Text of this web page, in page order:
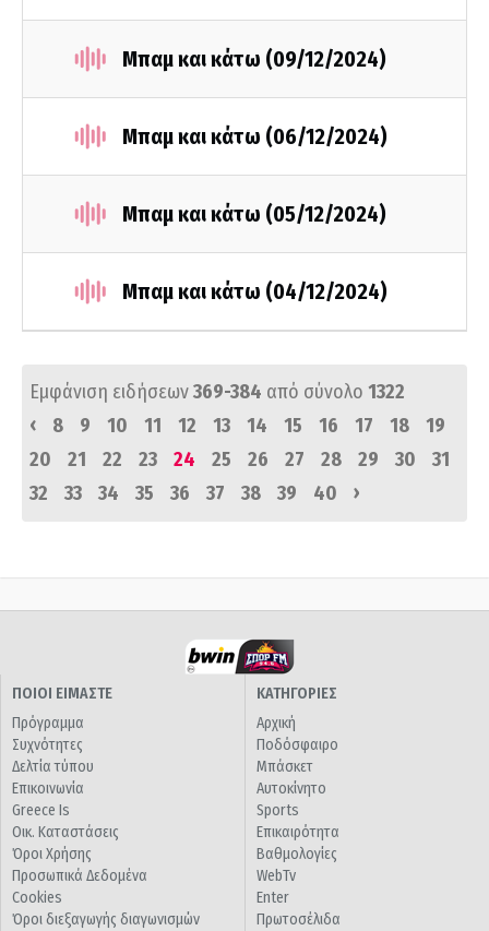
Μπαμ και κάτω (09/12/2024)
Μπαμ και κάτω (06/12/2024)
Μπαμ και κάτω (05/12/2024)
Μπαμ και κάτω (04/12/2024)
Εμφάνιση ειδήσεων369-384 από σύνολο 1322
‹
8 9 10 11 12 13 14 15 16 17 18
19
20
21 22 23 24 25 26 27 28 29 30
31
32
33 34 35 36 37 38 39 40 ›
ΠΟΙΟΙ ΕΙΜΑΣΤΕ
Πρόγραμμα
Συχνότητες
Δελτία τύπου
Επικοινωνία
Greece Is
Οικ. Καταστάσεις
Όροι Χρήσης
Προσωπικά Δεδομένα
Cookies
Όροι διεξαγωγής διαγωνισμών
ΚΑΤΗΓΟΡΙΕΣ
Αρχική
Ποδόσφαιρο
Μπάσκετ
Αυτοκίνητο
Sports
Επικαιρότητα
Βαθμολογίες
WebTv
Enter
Πρωτοσέλιδα